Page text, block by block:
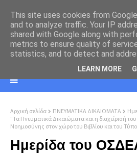
Αρχική σελίδα ΠΝΕΥΜΑΤΙΚΑ ΔΙΚΑΙΩΜΑΤΑ
"Τα Πνευματικά Δικαιώματα και η διαχείρισή
Νοημοσύνης στον χώρο του Βιβλίου και του
Ημερίδα του
This site uses cookies from
and to analyze traffic. Your IP
shared with Google along with
metrics to ensure quality of
statistics, and to detect and
LEARN MORE